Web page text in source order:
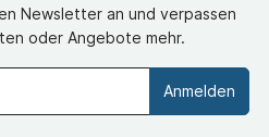
Newsletter an und verpassen
oder Angebote mehr.
Anmelden